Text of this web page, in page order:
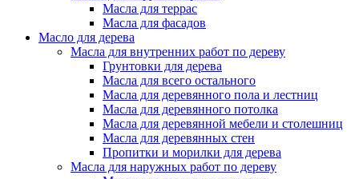
Масла для террас
Масла для фасадов
Масло для дерева
Масла для внутренних работ по дереву
Грунтовки для дерева
Масла для всего остального
Масла для деревянного пола и лестниц
Масла для деревянного потолка
Масла для деревянной мебели и столешниц
Масла для деревянных стен
Пропитки и морилки для дерева
Масла для наружных работ по дереву